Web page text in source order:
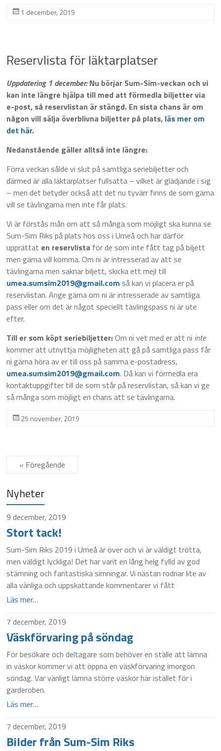
1 december, 2019
Reservlista för läktarplatser
Uppdatering 1 december:Nu börjar Sum-Sim-veckan och vi
kan inte längre hjälpa till med att förmedla biljetter via
e-post, så reservlistan är stängd. En sista chans är om
någon vill sälja överblivna biljetter på plats, läs mer om
det här.
Nedanstående gäller alltså inte längre:
Förra veckan sålde vi slut på samtliga seriebiljetter och
därmed är alla läktarplatser fullsatta – vilket är glädjande i sig
– men det betyder också att det nu tyvärr finns de som gärna
vill se tävlingarna men inte får plats.
Vi är förstås mån om att så många som möjligt ska kunna se
Sum-Sim Riks på plats hos oss i Umeå och har därför
upprättat en reservlista för de som inte fått tag på biljett
men gärna vill komma. Om ni är intresserad av att se
tävlingarna men saknar biljett, skicka ett mejl till
umea.sumsim2019@gmail.com så kan vi placera er på
reservlistan. Ange gärna om ni är intresserade av samtliga
pass eller om det är något speciellt tävlingspass ni är ute
efter.
Till er som köpt seriebiljetter:Om ni vet med er att ni inte
kommer att utnyttja möjligheten att gå på samtliga pass får
ni gärna höra av er till oss på samma e-postadress,
umea.sumsim2019@gmail.com. Då kan vi förmedla era
kontaktuppgifter till de som står på reservlistan, så kan vi ge
så många som möjligt en chans att se tävlingarna.
25 november, 2019
« Föregående
Nyheter
9 december, 2019
Stort tack!
Sum-Sim Riks 2019 i Umeå är över och vi är väldigt trötta,
men väldigt lyckliga! Det har varit en lång helg fylld av god
stämning och fantastiska simningar. Vi nästan rodnar lite av
alla vänliga och uppskattande kommentarer vi fått
Läs mer…
7 december, 2019
Väskförvaring på söndag
För besökare och deltagare som behöver en ställe att lämna
in väskor kommer vi att öppna en väskförvaring imorgon
söndag. Var vänligt lämna större väskor här istället för i
garderoben.
Läs mer…
7 december, 2019
Bilder från Sum-Sim Riks